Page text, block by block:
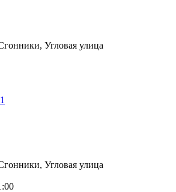
Угловая улица
Угловая улица